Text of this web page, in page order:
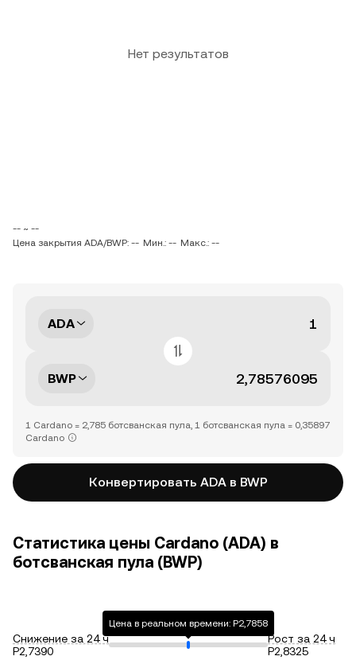
Нет результатов
-- ~ --
Цена закрытия ADA/BWP: -- Мин.: -- Макс.: --
ADA
BWP
1 Cardano = 2,785 ботсванская пула, 1 ботсванская пула = 0,35897
Cardano
Конвертировать ADA в BWP
Статистика цены Cardano (ADA) в
ботсванская пула (BWP)
Снижение за 24 ч
P2,7390
Цена в реальном времени: P2,7858
Рост за 24 ч
P2,8325